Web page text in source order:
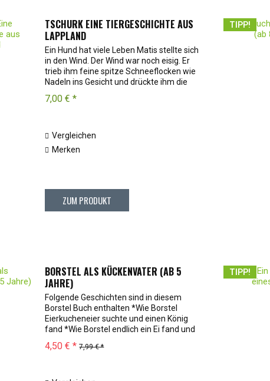
TSCHURK EINE TIERGESCHICHTE AUS
LAPPLAND
Ein Hund hat viele Leben Matis stellte sich
in den Wind. Der Wind war noch eisig. Er
trieb ihm feine spitze Schneeflocken wie
Nadeln ins Gesicht und drückte ihm die
Zipfel seiner Mütze in den Nacken.
Trotzdem - irgendwie roch es nach...
7,00 € *
Vergleichen
Merken
ZUM PRODUKT
TIPP!
BORSTEL ALS KÜCKENVATER (AB 5
JAHRE)
Folgende Geschichten sind in diesem
Borstel Buch enthalten *Wie Borstel
Eierkucheneier suchte und einen König
fand *Wie Borstel endlich ein Ei fand und
nichs als Ärger bekam *Wie Borstel ein
Kuckuck werden wollte *Wie Borstel dem...
4,50 € * 7,99 € *
TIPP!